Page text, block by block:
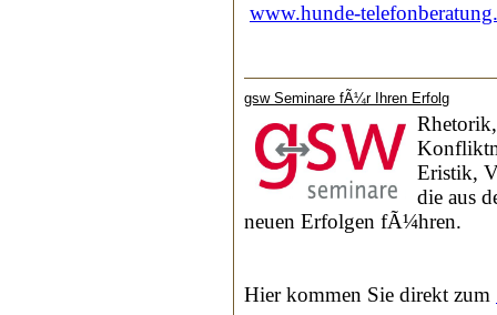
www.hunde-
gsw Seminare fÃ¼r Ihren Erfolg
Eristik,
die aus
neuen Erfolgen fÃ¼hren.
Hier kommen Sie direkt zum